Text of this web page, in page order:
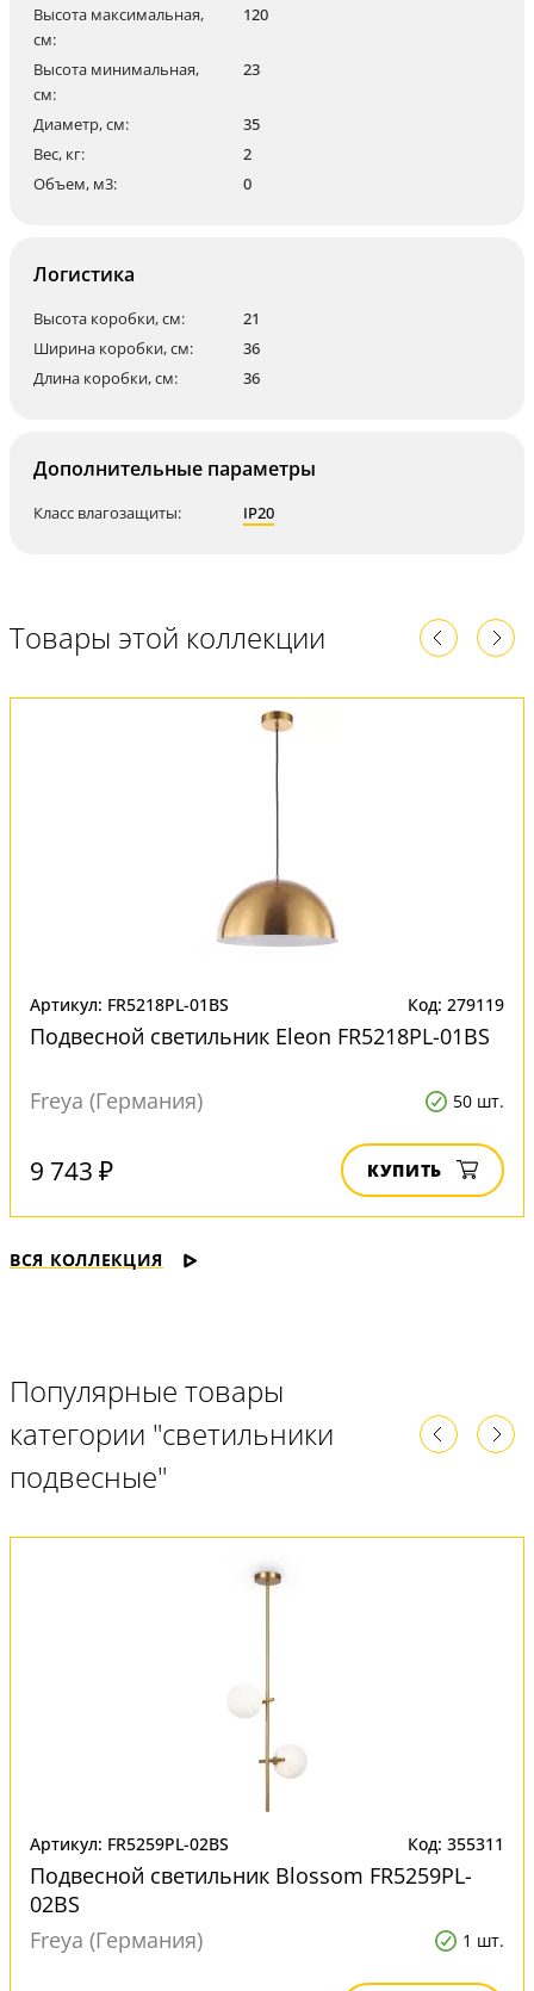
Высота максимальная,
см:
120
Высота минимальная,
см:
23
Диаметр, см:
35
Вес, кг:
2
Объем, м3:
0
Логистика
Высота коробки, см:
21
Ширина коробки, см:
36
Длина коробки, см:
36
Дополнительные параметры
Класс влагозащиты: IP20
Товары этой коллекции
Артикул: FR5218PL-01BS Код: 279119
Подвесной светильник Eleon FR5218PL-01BS
Freya (Германия) 50 шт.
9 743 ₽ КУПИТЬ
ВСЯ КОЛЛЕКЦИЯ
Популярные товары
категории "светильники
подвесные"
Артикул: FR5259PL-02BS Код: 355311
Подвесной светильник Blossom FR5259PL-
02BS
Freya (Германия)
1 шт.